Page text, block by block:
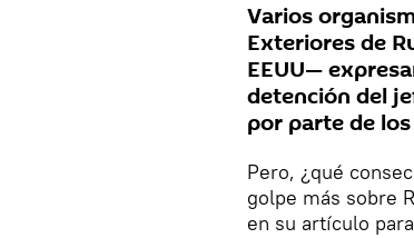
Varios
Exteriores de
EEUU—
detención del
por parte de
Pero, ¿qué
golpe más sobre
en su artículo